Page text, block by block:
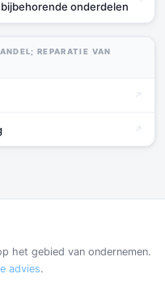
onderdelen
REPARATIE VAN
het gebied van ondernemen.
advies.